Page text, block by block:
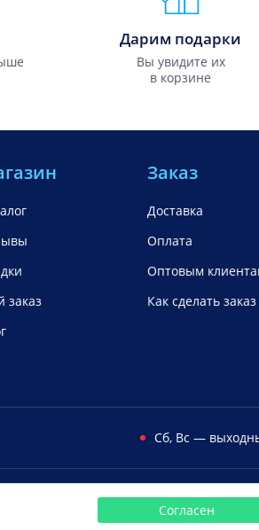
Согласен
Дарим подарки
Вы увидите их
в корзине
заказ
Заказ
Доставка
Оплата
Оптовым
Как сделать заказ
Cб, Вс —
СбербанкMastercardVisa